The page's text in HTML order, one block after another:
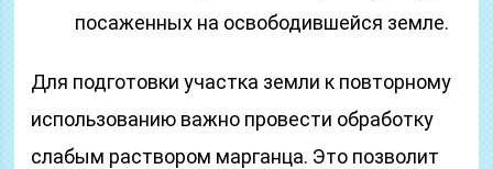
посаженных на освободившейся земле.
Для подготовки участка земли к повторному
использованию важно провести обработку
слабым раствором марганца. Это позволит